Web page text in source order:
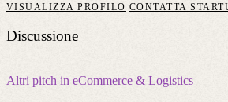
VISUALIZZA PROFILO CONTATTA
Discussione
Altri pitch in eCommerce & Logistics